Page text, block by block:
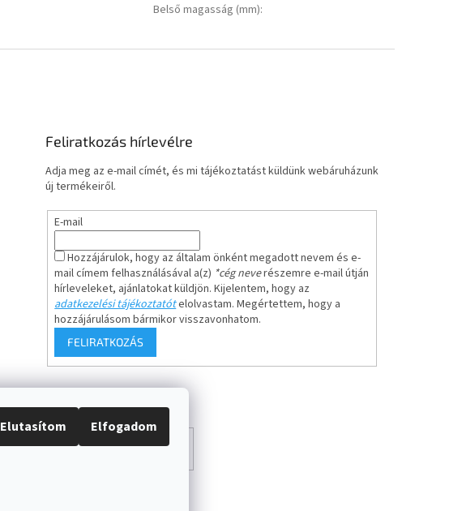
Elutasítom Elfogadom
Belső magasság (mm):
Feliratkozás hírlevélre
Adja meg az e-mail címét, és mi tájékoztatást küldünk webáruházunk
új termékeiről.
E-mail
Hozzájárulok, hogy az általam önként megadott nevem és e-
mail címem felhasználásával a(z) *cég neverészemre e-mail útján
hírleveleket, ajánlatokat küldjön. Kijelentem, hogy az
adatkezelési tájékoztatótelolvastam. Megértettem, hogy a
hozzájárulásom bármikor visszavonhatom.
FELIRATKOZÁS
KERESÉS